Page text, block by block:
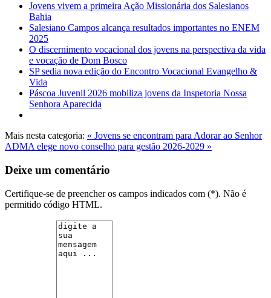
Jovens vivem a primeira Ação Missionária dos Salesianos
Bahia
Salesiano Campos alcança resultados importantes no ENEM
2025
O discernimento vocacional dos jovens na perspectiva da vida
e vocação de Dom Bosco
SP sedia nova edição do Encontro Vocacional Evangelho &
Vida
Páscoa Juvenil 2026 mobiliza jovens da Inspetoria Nossa
Senhora Aparecida
Mais nesta categoria: « Jovens se encontram para Adorar ao Senhor
ADMA elege novo conselho para gestão 2026-2029 »
Deixe um comentário
Certifique-se de preencher os campos indicados com (*). Não é
permitido código HTML.